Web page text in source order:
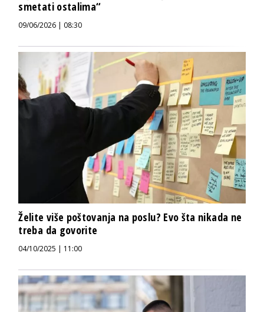
smetati ostalima“
09/06/2026 | 08:30
Želite više poštovanja na poslu? Evo šta nikada ne
treba da govorite
04/10/2025 | 11:00